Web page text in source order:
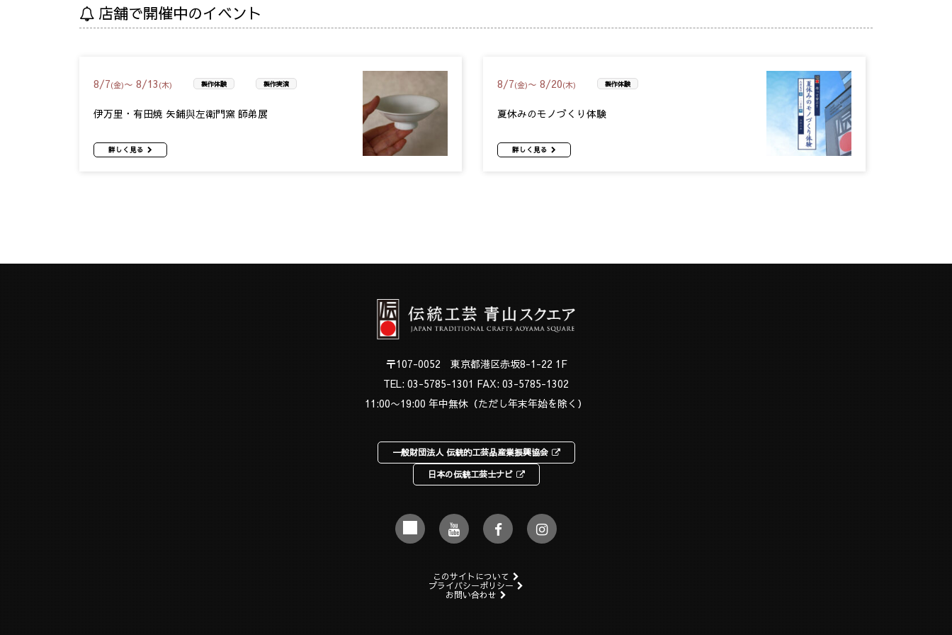
店舗で開催中のイベント
8/7(金)〜 8/13 (木) 製作体験 製作実演
伊万里・有田焼 矢鋪與左衛門窯 師弟展
詳しく見る
8/7(金)〜 8/20(木) 製作体験
夏休みのモノづくり体験
詳しく見る
〒107-0052 東京都港区赤坂8-1-22 1F
TEL: 03-5785-1301 FAX: 03-5785-1302
11:00〜19:00 年中無休（ただし年末年始を除く）
一般財団法人 伝統的工芸品産業振興協会
日本の伝統工芸士ナビ
このサイトについて
プライバシーポリシー
お問い合わせ